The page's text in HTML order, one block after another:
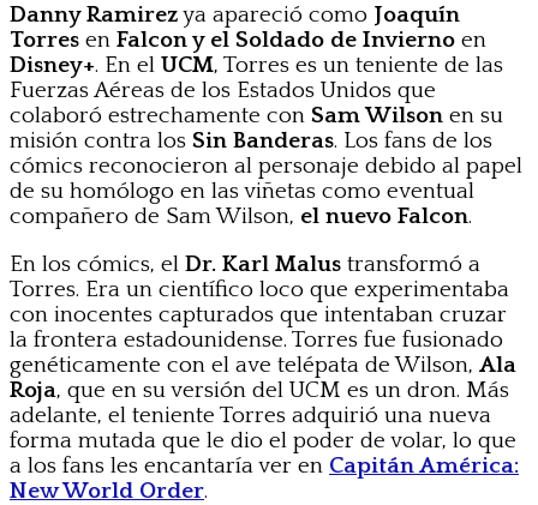
Danny Ramirezya apareció como Joaquín
Torres en Falcon y el Soldado de Invierno en
Disney+. En el UCM, Torres es un teniente de las
Fuerzas Aéreas de los Estados Unidos que
colaboró estrechamente con Sam Wilson en su
misión contra los Sin Banderas. Los fans de los
cómics reconocieron al personaje debido al papel
de su homólogo en las viñetas como eventual
compañero de Sam Wilson, el nuevo Falcon.
En los cómics, el Dr. Karl Malus transformó a
Torres. Era un científico loco que experimentaba
con inocentes capturados que intentaban cruzar
la frontera estadounidense. Torres fue fusionado
genéticamente con el ave telépata de Wilson, Ala
Roja, que en su versión del UCM es un dron. Más
adelante, el teniente Torres adquirió una nueva
forma mutada que le dio el poder de volar, lo que
a los fans les encantaría ver en Capitán América:
New World Order.